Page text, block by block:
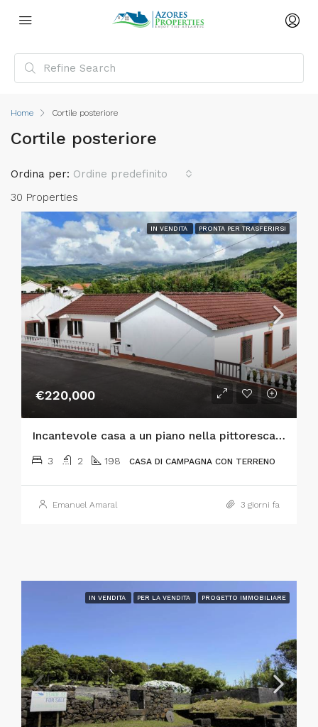
Home Cortile posteriore
Cortile posteriore
30 Properties
Ordina per: Ordine predefinito
IN VENDITA PRONTA PER TRASFERIRSI
€220,000
Incantevole casa a un piano nella pittoresca località di Flamengos, a Horta
3 2 198 CASA DI CAMPAGNA CON TERRENO
Emanuel Amaral 3 giorni fa
IN VENDITA PER LA VENDITA PROGETTO IMMOBILIARE